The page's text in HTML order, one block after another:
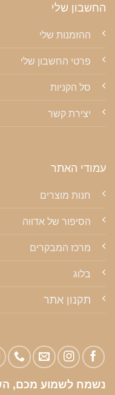
החשבון שלי
ההזמנות שלי
פרטי החשבון שלי
סל הקניות
יצירת קשר
עמודי האתר
חנות מוצרים
הסיפור של אדווה
מרכז המבקרים
בלוג
תקנון אתר
נשמח לשמוע מכם,